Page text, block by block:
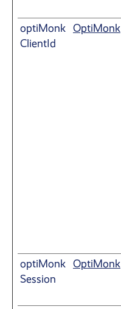
optiMonk
ClientId
OptiMonk
optiMonk
Session
OptiMonk